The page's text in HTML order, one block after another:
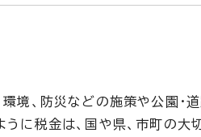
境、防災などの施策や公園
うに税金は、国や県、市町の